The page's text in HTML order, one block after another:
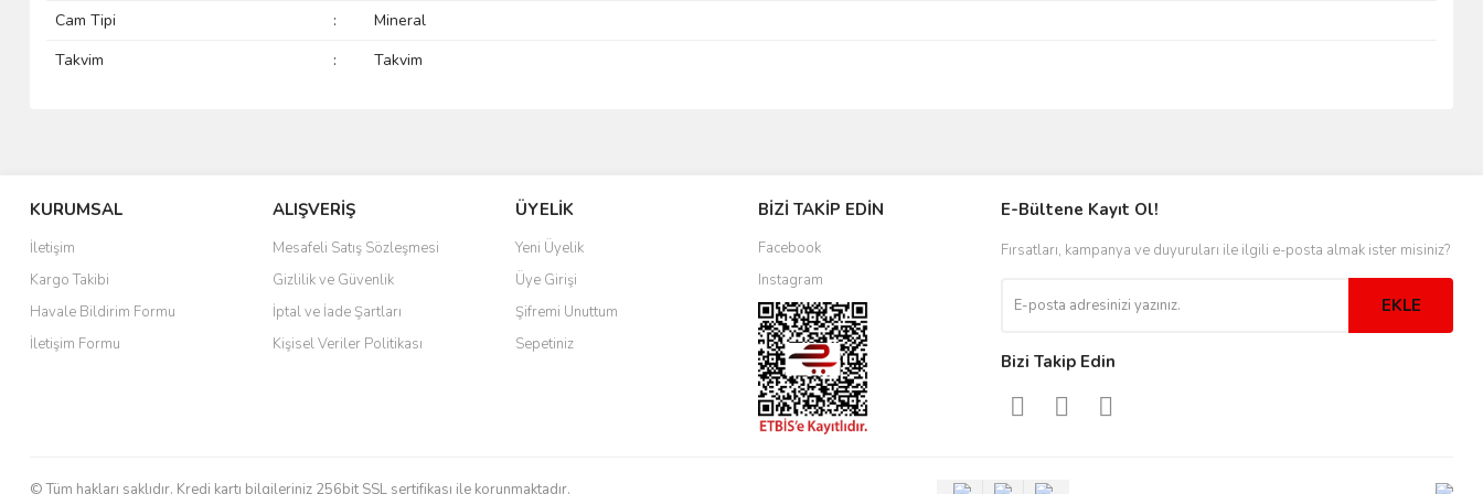
Cam Tipi
:
Mineral
Takvim
: Takvim
KURUMSAL
İletişim
Kargo Takibi
Havale Bildirim Formu
İletişim Formu
ALIŞVERİŞ
Mesafeli Satış Sözleşmesi
Gizlilik ve Güvenlik
İptal ve İade Şartları
Kişisel Veriler Politikası
ÜYELİK
Yeni Üyelik
Üye Girişi
Şifremi Unuttum
Sepetiniz
BİZİ TAKİP EDİN
Facebook
Instagram
E-Bültene Kayıt Ol!
Fırsatları, kampanya ve duyuruları ile ilgili e-posta almak ister misiniz?
EKLE
Bizi Takip Edin
© Tüm hakları saklıdır. Kredi kartı bilgileriniz 256bit SSL sertifikası ile korunmaktadır.